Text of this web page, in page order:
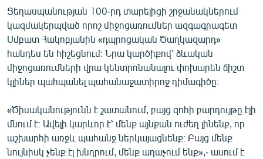
ԿՈՐՈՆԱՎԻՐՈՒՍ
ԱՐԽԻՎ
ՏԵՍԱՆՅՈՒԹԵՐ
ԲԱՆԱՎԵՃ
ՓՈԴՔԱՍԹ
Հայերեն
Ցեղասպանության 100-րդ տարելիցի շրջանակներում
կազմակերպված որոշ միջոցառումներ ազգագրագետ
Սմբատ Հակոբյանին «դպրոցական Ծաղկազարդ»
հանդես են հիշեցնում: Նրա կարծիքով՝ ձևական
միջոցառումների վրա կենտրոնանալու փոխարեն ճիշտ
կլիներ պահպանել պահանաջատիրոջ դիմագիծը։
«Ծիսականությունն է շատանում, բայց զոհի բարդույթը էլի
մնում է։ Ավելի կարևոր է՝ մենք այնքան ուժեղ լինենք, որ
աշխարհի առջև պահանջ ներկայացնենք։ Բայց մենք
նույնիսկ չենք էլ խնդրում, մենք աղաչում ենք»,- ասում է